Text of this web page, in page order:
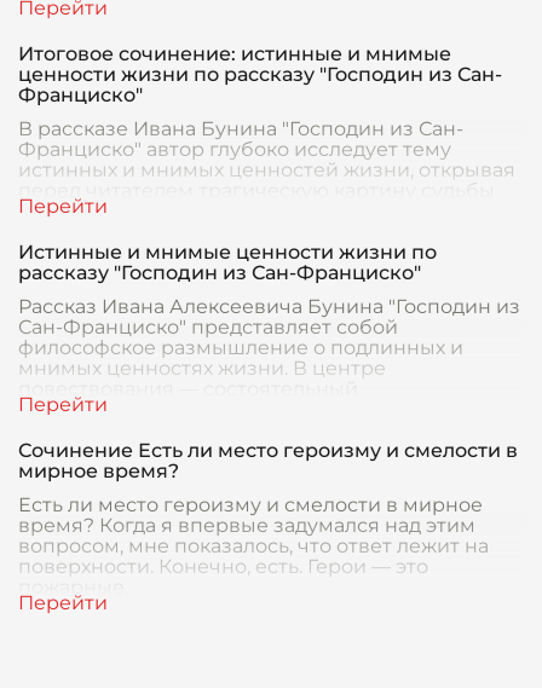
Итоговое сочинение: истинные и мнимые
ценности жизни по рассказу "Господин из Сан-
Франциско"
В рассказе Ивана Бунина "Господин из Сан-
Франциско" автор глубоко исследует тему
истинных и мнимых ценностей жизни, открывая
перед читателем трагическую картину судьбы
богатого и в
Истинные и мнимые ценности жизни по
рассказу "Господин из Сан-Франциско"
Рассказ Ивана Алексеевича Бунина "Господин из
Сан-Франциско" представляет собой
философское размышление о подлинных и
мнимых ценностях жизни. В центре
Сочинение Есть ли место героизму и смелости в
мирное время?
Есть ли место героизму и смелости в мирное
время? Когда я впервые задумался над этим
вопросом, мне показалось, что ответ лежит на
поверхности. Конечно, есть. Герои — это